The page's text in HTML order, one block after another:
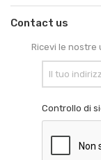
Contact us
Ricevi le nostre
Controllo di